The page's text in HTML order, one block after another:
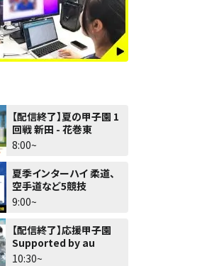
【配信終了】夏の甲子園 1
回戦 新田 - 花巻東
8:00~
夏季インターハイ 柔道、
空手道など5競技
9:00~
【配信終了】応援甲子園
Supported by au
10:30~